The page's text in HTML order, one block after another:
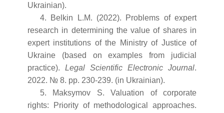
Ukrainian).
4. Belkin L.M. (2022). Problems of expert
research in determining the value of shares in
expert institutions of the Ministry of Justice of
Ukraine (based on examples from judicial
practice). Legal Scientific Electronic Journal.
2022. № 8. pp. 230-239. (in Ukrainian).
5. Maksymov S. Valuation of corporate
rights: Priority of methodological approaches.